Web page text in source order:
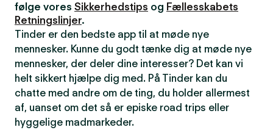
følge vores Sikkerhedstips og Fællesskabets
Retningslinjer.
Tinder er den bedste app til at møde nye
mennesker. Kunne du godt tænke dig at møde nye
mennesker, der deler dine interesser? Det kan vi
helt sikkert hjælpe dig med. På Tinder kan du
chatte med andre om de ting, du holder allermest
af, uanset om det så er episke road trips eller
hyggelige madmarkeder.